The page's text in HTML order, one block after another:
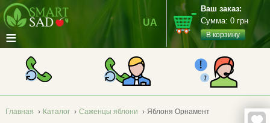
≡
UA
Ваш заказ:
Сумма: 0 грн
В корзину
Главная › Каталог › Саженцы яблони › Яблоня Орнамент